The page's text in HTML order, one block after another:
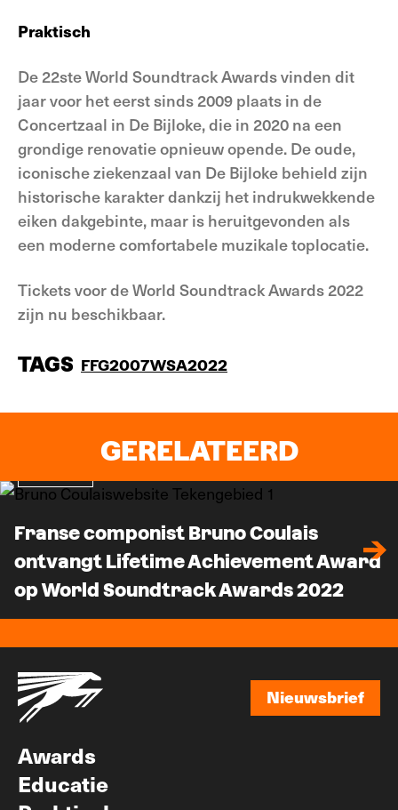
Praktisch
De 22ste World Soundtrack Awards vinden dit
jaar voor het eerst sinds 2009 plaats in de
Concertzaal in De Bijloke, die in 2020 na een
grondige renovatie opnieuw opende. De oude,
iconische ziekenzaal van De Bijloke behield zijn
historische karakter dankzij het indrukwekkende
eiken dakgebinte, maar is heruitgevonden als
een moderne comfortabele muzikale toplocatie.
Tickets voor de World Soundtrack Awards 2022
zijn nu beschikbaar.
TAGS FFG2007WSA2022
GERELATEERD
Franse componist Bruno Coulais
ontvangt Lifetime Achievement Award
op World Soundtrack Awards 2022
Nieuwsbrief
Awards
Educatie